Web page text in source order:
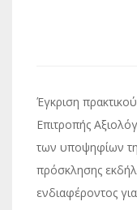
άρθρων
Έγκριση
Επιτροπής
των υποψηφίων
πρόσκλησης
ενδιαφέροντος για